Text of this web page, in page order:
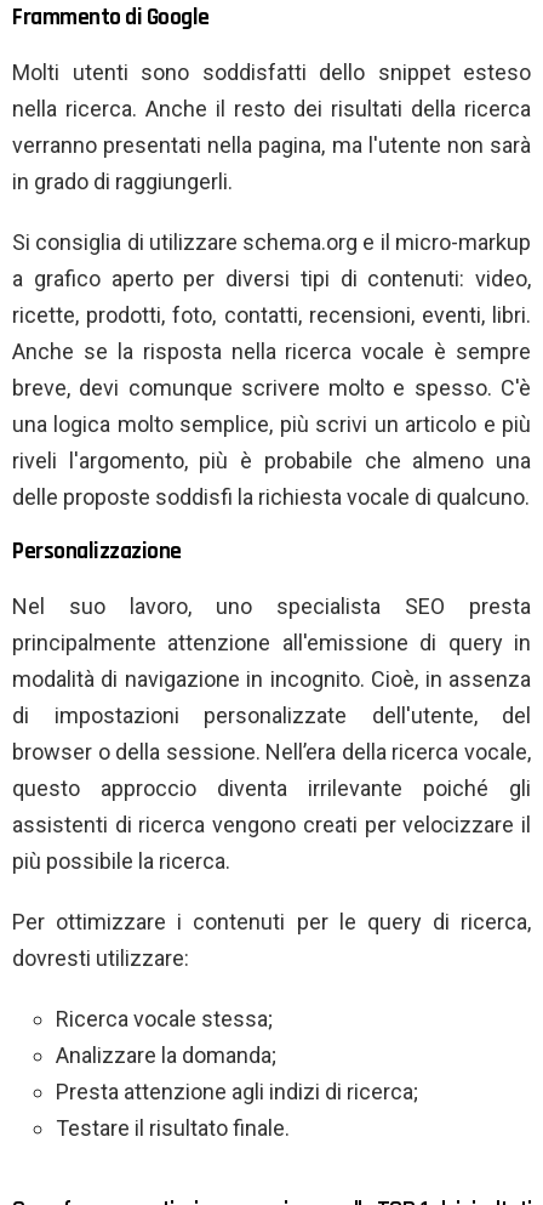
Frammento di Google
Molti utenti sono soddisfatti dello snippet esteso
nella ricerca. Anche il resto dei risultati della ricerca
verranno presentati nella pagina, ma l'utente non sarà
in grado di raggiungerli.
Si consiglia di utilizzare schema.org e il micro-markup
a grafico aperto per diversi tipi di contenuti: video,
ricette, prodotti, foto, contatti, recensioni, eventi, libri.
Anche se la risposta nella ricerca vocale è sempre
breve, devi comunque scrivere molto e spesso. C'è
una logica molto semplice, più scrivi un articolo e più
riveli l'argomento, più è probabile che almeno una
delle proposte soddisfi la richiesta vocale di qualcuno.
Personalizzazione
Nel suo lavoro, uno specialista SEO presta
principalmente attenzione all'emissione di query in
modalità di navigazione in incognito. Cioè, in assenza
di impostazioni personalizzate dell'utente, del
browser o della sessione. Nell’era della ricerca vocale,
questo approccio diventa irrilevante poiché gli
assistenti di ricerca vengono creati per velocizzare il
più possibile la ricerca.
Per ottimizzare i contenuti per le query di ricerca,
dovresti utilizzare:
Ricerca vocale stessa;
Analizzare la domanda;
Presta attenzione agli indizi di ricerca;
Testare il risultato finale.